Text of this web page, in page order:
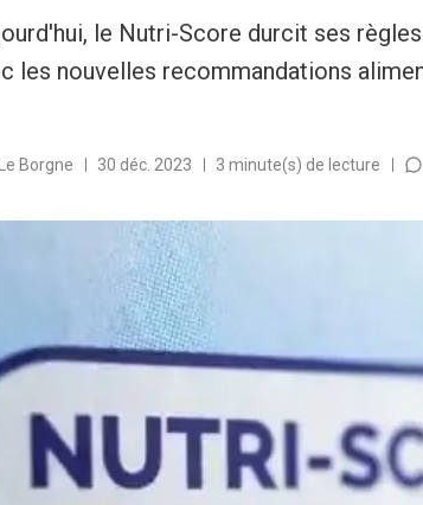
le Nutri-Score durcit ses
les nouvelles recommandations
Borgne 30 déc. 2023 3 minute(s) de lecture